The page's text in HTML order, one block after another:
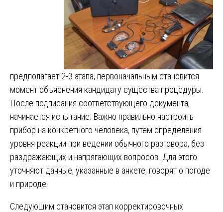
предполагает 2-3 этапа, первоначальным становится
момент объяснения кандидату существа процедуры.
После подписания соответствующего документа,
начинается испытание. Важно правильно настроить
прибор на конкретного человека, путем определения
уровня реакции при ведении обычного разговора, без
раздражающих и напрягающих вопросов. Для этого
уточняют данные, указанные в анкете, говорят о погоде
и природе.
Следующим становится этап корректировочных